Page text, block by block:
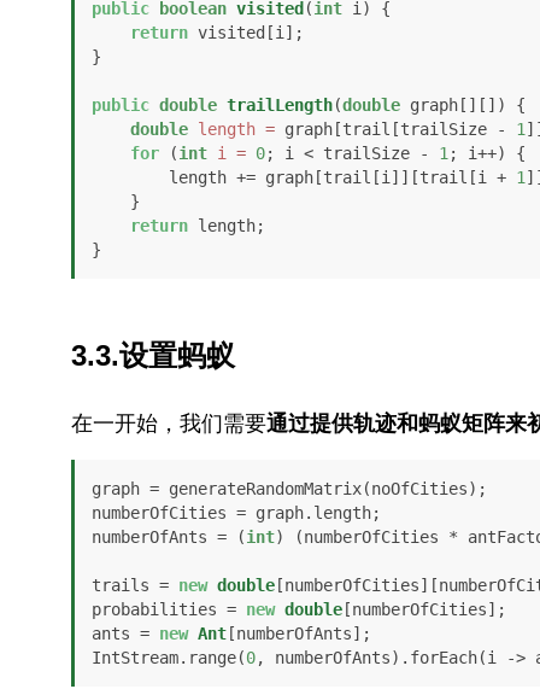
public boolean visited (int i)
{
return visited[i];
}
public double trailLength(double graph[][])
{
double length = graph[trail[trailSize - 1
for (int i = 0; i < trailSize - 1 ; i++) {
        length += graph[trail[i]][trail[i +
1
return length;
3.3.设置蚂蚁
在一开始，我们需要通过提供轨迹和蚂蚁矩阵来
graph = generateRandomMatrix(noOfCities);
numberOfCities = graph.length;
numberOfAnts = (int) (numberOfCities *
trails = new double
probabilities = new double[numberOfCities];
ants = new Ant[numberOfAnts];
IntStream.range(0, numberOfAnts).forEach(i ->